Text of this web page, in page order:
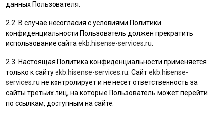
данных Пользователя
2.2. В случае несогласия с условиями Политики
конфиденциальности Пользователь должен прекратить
использование сайта ekb.hisense-services.ru
2.3. Настоящая Политика конфиденциальности применяется
только к сайтуekb.hisense-services.ru . Сайтekb.hisense-
services.ru не контролирует и не несет ответственность за
сайты третьих лиц, на которые Пользователь может перейти
по ссылкам, доступным на сайте.